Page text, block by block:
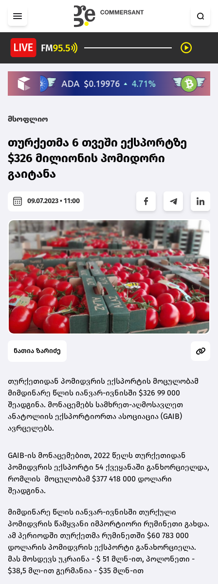
მსოფლიო
თურქეთმა 6 თვეში ექსპორტზე
$326 მილიონის პომიდორი
გაიტანა
09.07.2023 • 11:00
ნათია ზარიძე
თურქეთიდან პომიდვრის ექსპორტის მოცულობამ
მიმდინარე წლის იანვარ-ივნისში $326 99 000
შეადგინა. მონაცემებს სამხრეთ-აღმოსავლეთ
ანატოლიის ექსპორტიორთა ასოციაცია (GAIB)
ავრცელებს.
GAIB-ის მონაცემებით, 2022 წელს თურქეთიდან
პომიდვრის ექსპორტი 54 ქვეყანაში განხორციელდა,
რომლის მოცულობამ $377 418 000 დოლარი
შეადგინა.
მიმდინარე წლის იანვარ-ივნისში თურქული
პომიდვრის წამყვანი იმპორტიორი რუმინეთი გახდა.
ამ პერიოდში თურქეთმა რუმინეთში $60 783 000
დოლარის პომიდვრის ექსპორტი განახორციელა.
მას მოსდევს უკრაინა - $ 51 მლნ-ით, პოლონეთი -
$38,5 მლ-ით გერმანია - $35 მლნ-ით